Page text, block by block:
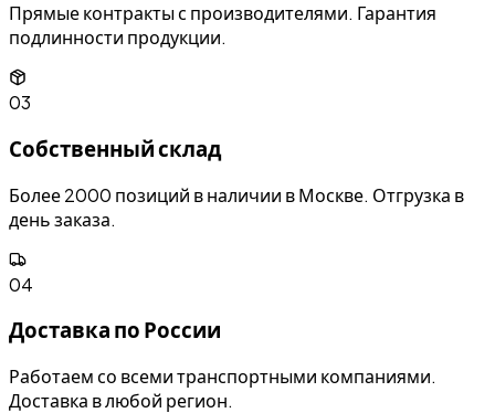
Прямые контракты с производителями. Гарантия
подлинности продукции.
03
Собственный склад
Более 2000 позиций в наличии в Москве. Отгрузка в
день заказа.
04
Доставка по России
Работаем со всеми транспортными компаниями.
Доставка в любой регион.